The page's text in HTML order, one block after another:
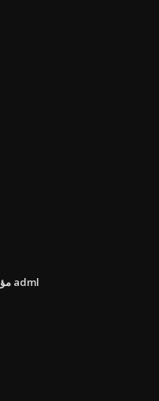
مؤشر الرهن العقاري المدعومة الرهن العقاري adml